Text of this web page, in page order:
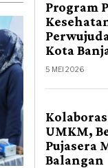
Program
Kota
5 MEI 2026
UMKM,
Pujasera
Balangan